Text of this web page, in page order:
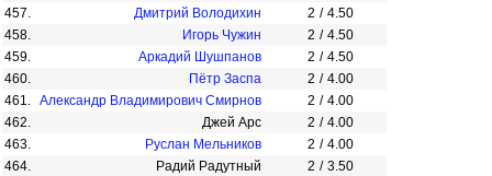
457.
Дмитрий Володихин 2 / 4.50
458.
Игорь Чужин 2 / 4.50
459.
Аркадий Шушпанов 2 / 4.50
460.
Пётр Заспа 2 / 4.00
461. Александр Владимирович Смирнов 2 / 4.00
462.
Джей Арс 2 / 4.00
463.
Руслан Мельников 2 / 4.00
464.
Радий Радутный 2 / 3.50